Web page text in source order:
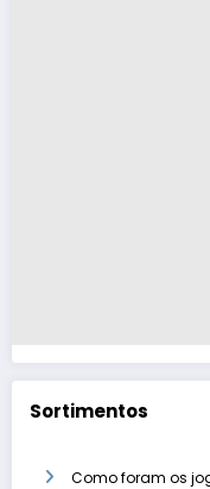
Sortimentos
Como foram os